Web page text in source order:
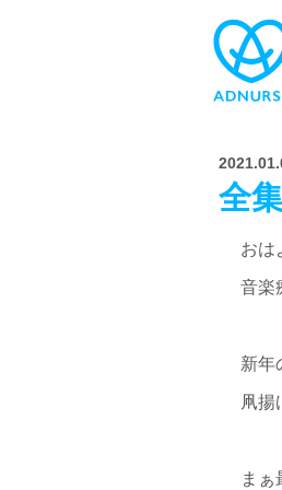
全
おは
音楽
新年
凧揚
まぁ